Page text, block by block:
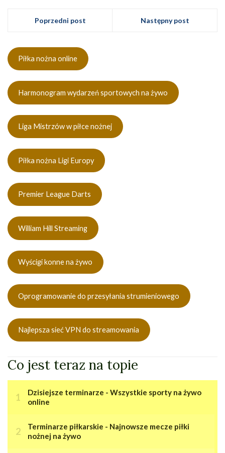
Poprzedni post Następny post
Piłka nożna online
Harmonogram wydarzeń sportowych na żywo
Liga Mistrzów w piłce nożnej
Piłka nożna Ligi Europy
Premier League Darts
William Hill Streaming
Wyścigi konne na żywo
Oprogramowanie do przesyłania strumieniowego
Najlepsza sieć VPN do streamowania
Co jest teraz na topie
Dzisiejsze terminarze - Wszystkie sporty na żywo
online
Terminarze piłkarskie - Najnowsze mecze piłki
nożnej na żywo